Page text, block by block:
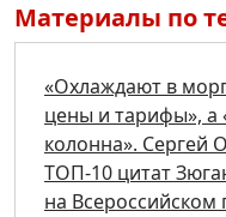
Материалы по
«Охлаждают в
цены и тарифы», а
колонна». Сергей
ТОП-10 цитат
на Всероссийском